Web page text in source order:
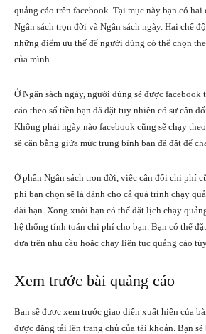
quảng cáo trên facebook. Tại mục này bạn có hai
Ngân sách trọn đời và Ngân sách ngày. Hai chế
những điểm ưu thế để người dùng có thể chọn
của mình.
Ở Ngân sách ngày, người dùng sẽ được
cáo theo số tiền bạn đã đặt tuy nhiên có sự cân
Không phải ngày nào facebook cũng sẽ chạy
sẽ cân bằng giữa mức trung bình bạn đã đặt để
Ở phần Ngân sách trọn đời, việc cân đối chi phí
phí bạn chọn sẽ là dành cho cả quá trình chạy
dài hạn. Xong xuôi bạn có thể đặt lịch chạy
hệ thống tính toán chi phí cho bạn. Bạn có thể
dựa trên nhu cầu hoặc chạy liên tục quảng cáo
Xem trước bài quảng cáo
Bạn sẽ được xem trước giao diện xuất hiện của
được đăng tải lên trang chủ của tài khoản. Bạn